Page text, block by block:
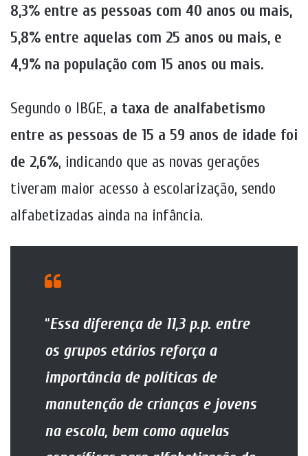
8,3% entre as pessoas com 40 anos ou mais,
5,8% entre aquelas com 25 anos ou mais, e
4,9% na população com 15 anos ou mais.
Segundo o IBGE, a taxa de analfabetismo
entre as pessoas de 15 a 59 anos de idade foi
de 2,6%, indicando que as novas gerações
tiveram maior acesso à escolarização, sendo
alfabetizadas ainda na infância.
“Essa diferença de 11,3 p.p. entre
os grupos etários reforça a
importância de políticas de
manutenção de crianças e jovens
na escola, bem como aquelas